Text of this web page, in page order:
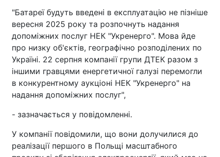
"Батареї будуть введені в експлуатацію не пізніше
вересня 2025 року та розпочнуть надання
допоміжних послуг НЕК "Укренерго". Мова йде
про низку об'єктів, географічно розподілених по
Україні. 22 серпня компанії групи ДТЕК разом з
іншими гравцями енергетичної галузі перемогли
в конкурентному аукціоні НЕК "Укренерго" на
надання допоміжних послуг",
- зазначається у повідомленні.
У компанії повідомили, що вони долучилися до
реалізації першого в Польщі масштабного